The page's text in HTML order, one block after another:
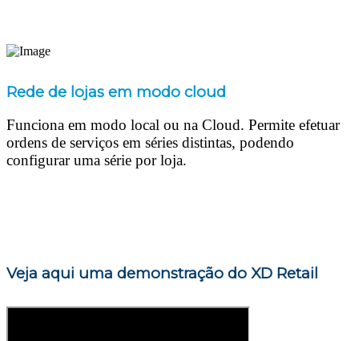
Rede de lojas em modo cloud
Funciona em modo local ou na Cloud. Permite efetuar
ordens de serviços em séries distintas, podendo
configurar uma série por loja.
Veja aqui uma demonstração do XD Retail